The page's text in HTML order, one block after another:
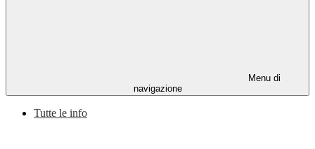
Menu di
navigazione
Tutte le info